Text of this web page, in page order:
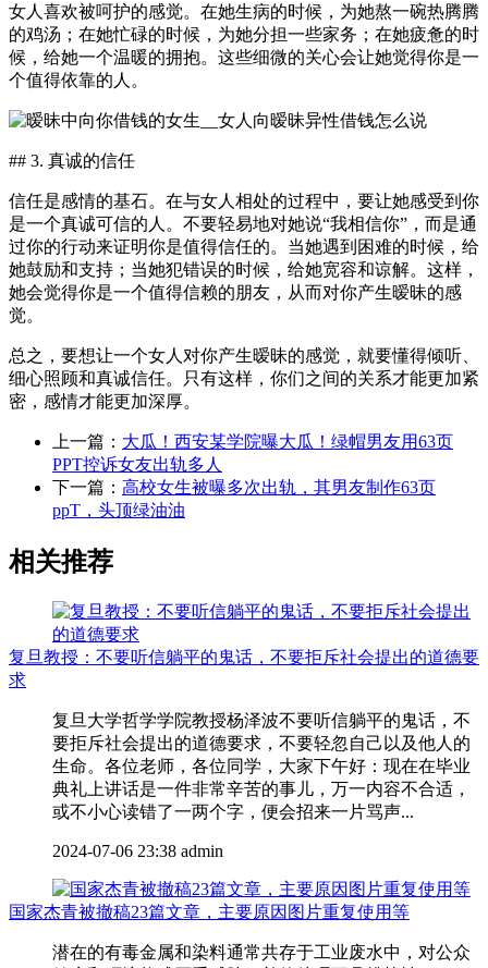
女人喜欢被呵护的感觉。在她生病的时候，为她熬一碗热腾腾
的鸡汤；在她忙碌的时候，为她分担一些家务；在她疲惫的时
候，给她一个温暖的拥抱。这些细微的关心会让她觉得你是一
个值得依靠的人。
## 3. 真诚的信任
信任是感情的基石。在与女人相处的过程中，要让她感受到你
是一个真诚可信的人。不要轻易地对她说“我相信你”，而是通
过你的行动来证明你是值得信任的。当她遇到困难的时候，给
她鼓励和支持；当她犯错误的时候，给她宽容和谅解。这样，
她会觉得你是一个值得信赖的朋友，从而对你产生暧昧的感
觉。
总之，要想让一个女人对你产生暧昧的感觉，就要懂得倾听、
细心照顾和真诚信任。只有这样，你们之间的关系才能更加紧
密，感情才能更加深厚。
上一篇： 大瓜！西安某学院曝大瓜！绿帽男友用63页
PPT控诉女友出轨多人
下一篇： 高校女生被曝多次出轨，其男友制作63页
ppT，头顶绿油油
相关推荐
复旦教授：不要听信躺平的鬼话，不要拒斥社会提出的道德要
求
复旦大学哲学学院教授杨泽波不要听信躺平的鬼话，不
要拒斥社会提出的道德要求，不要轻忽自己以及他人的
生命。各位老师，各位同学，大家下午好：现在在毕业
典礼上讲话是一件非常辛苦的事儿，万一内容不合适，
或不小心读错了一两个字，便会招来一片骂声...
2024-07-06 23:38 admin
国家杰青被撤稿23篇文章，主要原因图片重复使用等
潜在的有毒金属和染料通常共存于工业废水中，对公众